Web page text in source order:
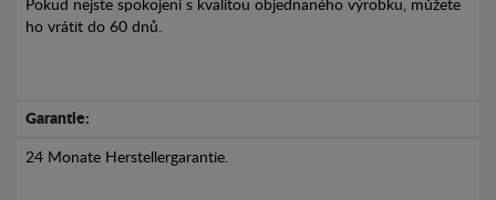
Pokud nejste spokojeni s kvalitou objednaného výrobku, můžete
ho vrátit do 60 dnů.
Garantie:
24 Monate Herstellergarantie.